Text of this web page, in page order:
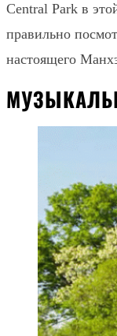
Central Park в
правильно
настоящего